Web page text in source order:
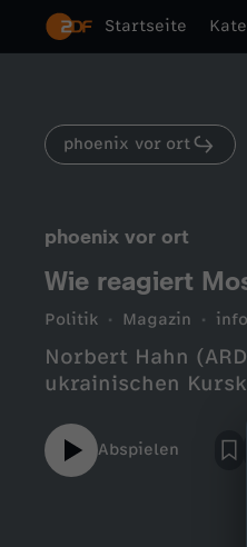
Startseite
phoenix vor ort
phoenix vor ort
Wie reagiert
Politik Magazin
Norbert Hahn
ukrainischen
Abspielen